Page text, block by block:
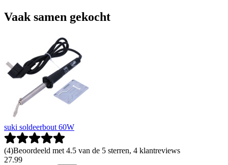
Vaak samen gekocht
suki soldeerbout 60W
(4)Beoordeeld met 4.5 van de 5 sterren, 4 klantreviews
27.99